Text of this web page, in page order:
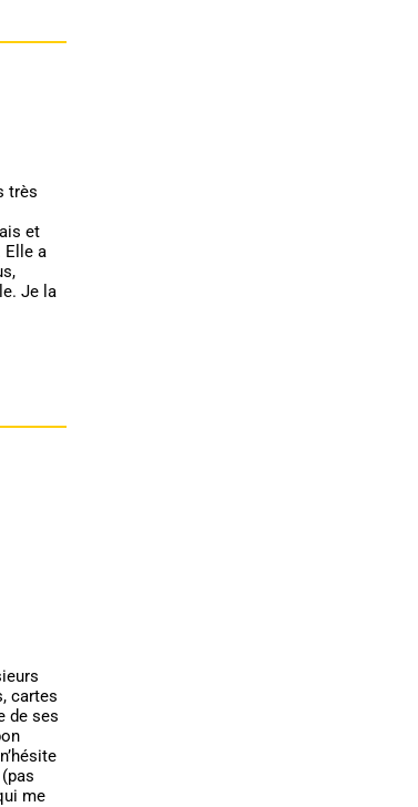
très
et
Elle a
Je la
cartes
de ses
me